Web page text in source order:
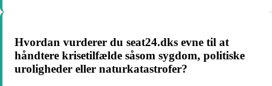
Hvordan vurderer du seat24.dks evne til at
håndtere krisetilfælde såsom sygdom, politiske
uroligheder eller naturkatastrofer?